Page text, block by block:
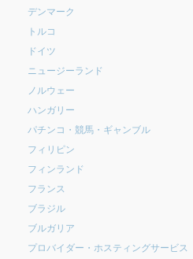
デンマーク
トルコ
ドイツ
ニュージーランド
ノルウェー
ハンガリー
パチンコ・競馬・ギャンブル
フィリピン
フィンランド
フランス
ブラジル
ブルガリア
プロバイダー・ホスティングサービス